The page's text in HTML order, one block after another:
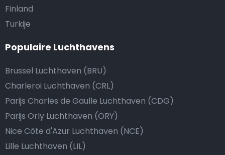
Finland
Turkije
Populaire Luchthavens
Brussel Luchthaven (BRU)
Charleroi Luchthaven (CRL)
Parijs Charles de Gaulle Luchthaven (CDG)
Parijs Orly Luchthaven (ORY)
Nice Côte d'Azur Luchthaven (NCE)
Lille Luchthaven (LIL)